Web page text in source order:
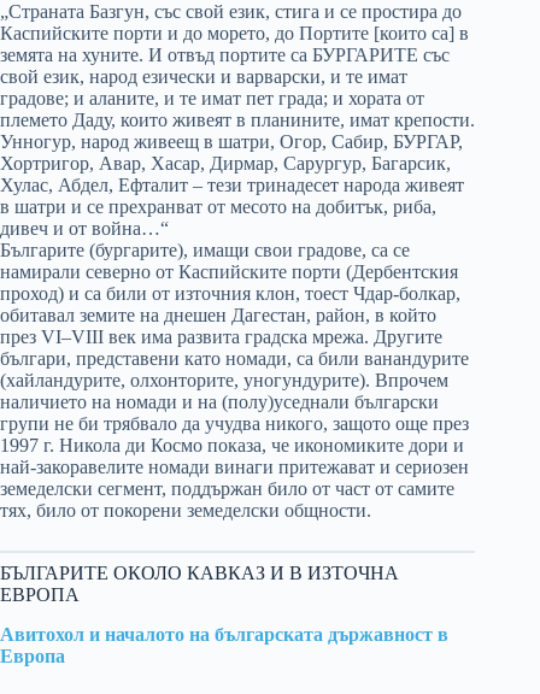
„Страната Базгун, със свой език, стига и се простира до
Каспийските порти и до морето, до Портите [които са] в
земята на хуните. И отвъд портите са БУРГАРИТЕ със
свой език, народ езически и варварски, и те имат
градове; и аланите, и те имат пет града; и хората от
племето Даду, които живеят в планините, имат крепости.
Унногур, народ живеещ в шатри, Огор, Сабир, БУРГАР,
Хортригор, Авар, Хасар, Дирмар, Сарургур, Багарсик,
Хулас, Абдел, Ефталит – тези тринадесет народа живеят
в шатри и се прехранват от месото на добитък, риба,
дивеч и от война…“
Българите (бургарите), имащи свои градове, са се
намирали северно от Каспийските порти (Дербентския
проход) и са били от източния клон, тоест Чдар-болкар,
обитавал земите на днешен Дагестан, район, в който
през VI–VIII век има развита градска мрежа. Другите
българи, представени като номади, са били ванандурите
(хайландурите, олхонторите, уногундурите). Впрочем
наличието на номади и на (полу)уседнали български
групи не би трябвало да учудва никого, защото още през
1997 г. Никола ди Космо показа, че икономиките дори и
най-закоравелите номади винаги притежават и сериозен
земеделски сегмент, поддържан било от част от самите
тях, било от покорени земеделски общности.
БЪЛГАРИТЕ ОКОЛО КАВКАЗ И В ИЗТОЧНА
ЕВРОПА
Авитохол и началото на българската държавност в
Европа